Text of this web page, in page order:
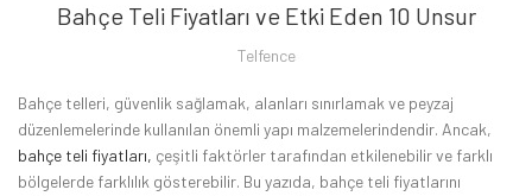
Bahçe Teli Fiyatları ve Etki Eden 10 Unsur
Telfence
Bahçe telleri, güvenlik sağlamak, alanları sınırlamak ve peyzaj
düzenlemelerinde kullanılan önemli yapı malzemelerindendir. Ancak,
bahçe teli fiyatları, çeşitli faktörler tarafından etkilenebilir ve farklı
bölgelerde farklılık gösterebilir. Bu yazıda, bahçe teli fiyatlarını